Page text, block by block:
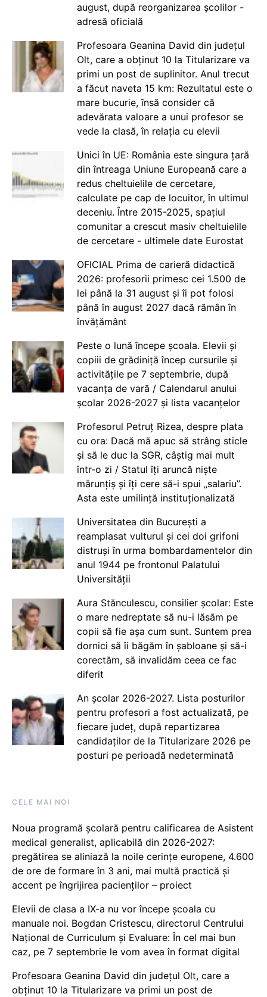
august, după reorganizarea școlilor -
adresă oficială
Profesoara Geanina David din județul
Olt, care a obținut 10 la Titularizare va
primi un post de suplinitor. Anul trecut
a făcut naveta 15 km: Rezultatul este o
mare bucurie, însă consider că
adevărata valoare a unui profesor se
vede la clasă, în relația cu elevii
Unici în UE: România este singura țară
din întreaga Uniune Europeană care a
redus cheltuielile de cercetare,
calculate pe cap de locuitor, în ultimul
deceniu. Între 2015-2025, spațiul
comunitar a crescut masiv cheltuielile
de cercetare - ultimele date Eurostat
OFICIAL Prima de carieră didactică
2026: profesorii primesc cei 1.500 de
lei până la 31 august și îi pot folosi
până în august 2027 dacă rămân în
învățământ
Peste o lună începe școala. Elevii și
copiii de grădiniță încep cursurile și
activitățile pe 7 septembrie, după
vacanța de vară / Calendarul anului
școlar 2026-2027 și lista vacanțelor
Profesorul Petruț Rizea, despre plata
cu ora: Dacă mă apuc să strâng sticle
și să le duc la SGR, câștig mai mult
într-o zi / Statul îți aruncă niște
mărunțiș și îți cere să-i spui „salariu”.
Asta este umilință instituționalizată
Universitatea din București a
reamplasat vulturul și cei doi grifoni
distruși în urma bombardamentelor din
anul 1944 pe frontonul Palatului
Universității
Aura Stănculescu, consilier școlar: Este
o mare nedreptate să nu-i lăsăm pe
copii să fie așa cum sunt. Suntem prea
dornici să îi băgăm în șabloane și să-i
corectăm, să invalidăm ceea ce fac
diferit
An școlar 2026-2027. Lista posturilor
pentru profesori a fost actualizată, pe
fiecare județ, după repartizarea
candidaților de la Titularizare 2026 pe
posturi pe perioadă nedeterminată
CELE MAI NOI
Noua programă școlară pentru calificarea de Asistent
medical generalist, aplicabilă din 2026-2027:
pregătirea se aliniază la noile cerințe europene, 4.600
de ore de formare în 3 ani, mai multă practică și
accent pe îngrijirea pacienților – proiect
Elevii de clasa a IX-a nu vor începe școala cu
manuale noi. Bogdan Cristescu, directorul Centrului
Național de Curriculum și Evaluare: În cel mai bun
caz, pe 7 septembrie le vom avea în format digital
Profesoara Geanina David din județul Olt, care a
obținut 10 la Titularizare va primi un post de